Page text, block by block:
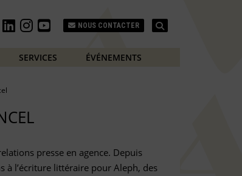
NOUS CONTACTER
SERVICES ÉVÉNEMENTS
presse en agence. Depuis
à l’écriture littéraire pour Aleph, des